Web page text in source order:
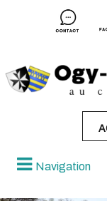
Navigation